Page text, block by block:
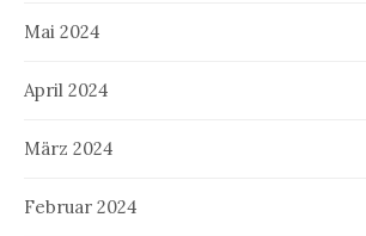
Mai 2024
April 2024
März 2024
Februar 2024